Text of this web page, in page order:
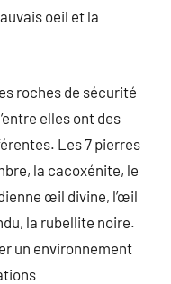
oeil et la
roches de sécurité
elles ont des
Les 7 pierres
la cacoxénite, le
œil divine, l’œil
la rubellite noire.
un environnement